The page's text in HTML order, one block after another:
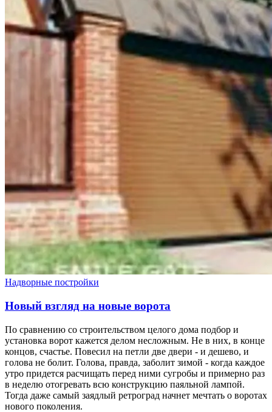
Надворные постройки
Новый взгляд на новые ворота
По сравнению со строительством целого дома подбор и
установка ворот кажется делом несложным. Не в них, в конце
концов, счастье. Повесил на петли две двери - и дешево, и
голова не болит. Голова, правда, заболит зимой - когда каждое
утро придется расчищать перед ними сугробы и примерно раз
в неделю отогревать всю конструкцию паяльной лампой.
Тогда даже самый заядлый ретроград начнет мечтать о воротах
нового поколения.